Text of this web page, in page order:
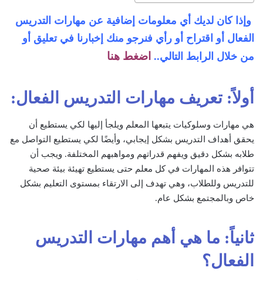
وإذا كان لديك أي معلومات إضافية عن مهارات التدريس
الفعال أو اقتراح أو رأي فنرجو منك إخبارنا في تعليق أو
من خلال الرابط التالي.. اضغط هنا
أولاً: تعريف مهارات التدريس الفعال:
هي مهارات وسلوكيات يتبعها المعلم ويلجأ إليها لكي يستطيع أن
يحقق أهداف التدريس بشكل إيجابي، وأيضًا لكي يستطيع التواصل مع
طلابه بشكل دقيق ويفهم قدراتهم ومواهبهم المختلفة. ويجب أن
تتوافر هذه المهارات في كل معلم حتى يستطيع تهيئة بيئة صحية
للتدريس وللطلاب، وهي تهدف إلى الارتقاء بمستوى التعليم بشكل
خاص وبالمجتمع بشكل عام.
ثانياً: ما هي أهم مهارات التدريس
الفعال؟